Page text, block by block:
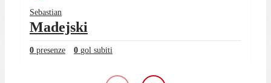
Sebastian
Madejski
0 presenze 0 gol subiti